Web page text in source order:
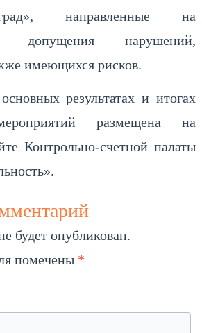
направленные на
допущения нарушений,
имеющихся рисков.
результатах и итогах
размещена на
Контрольно-счетной палаты
будет опубликован.
помечены *